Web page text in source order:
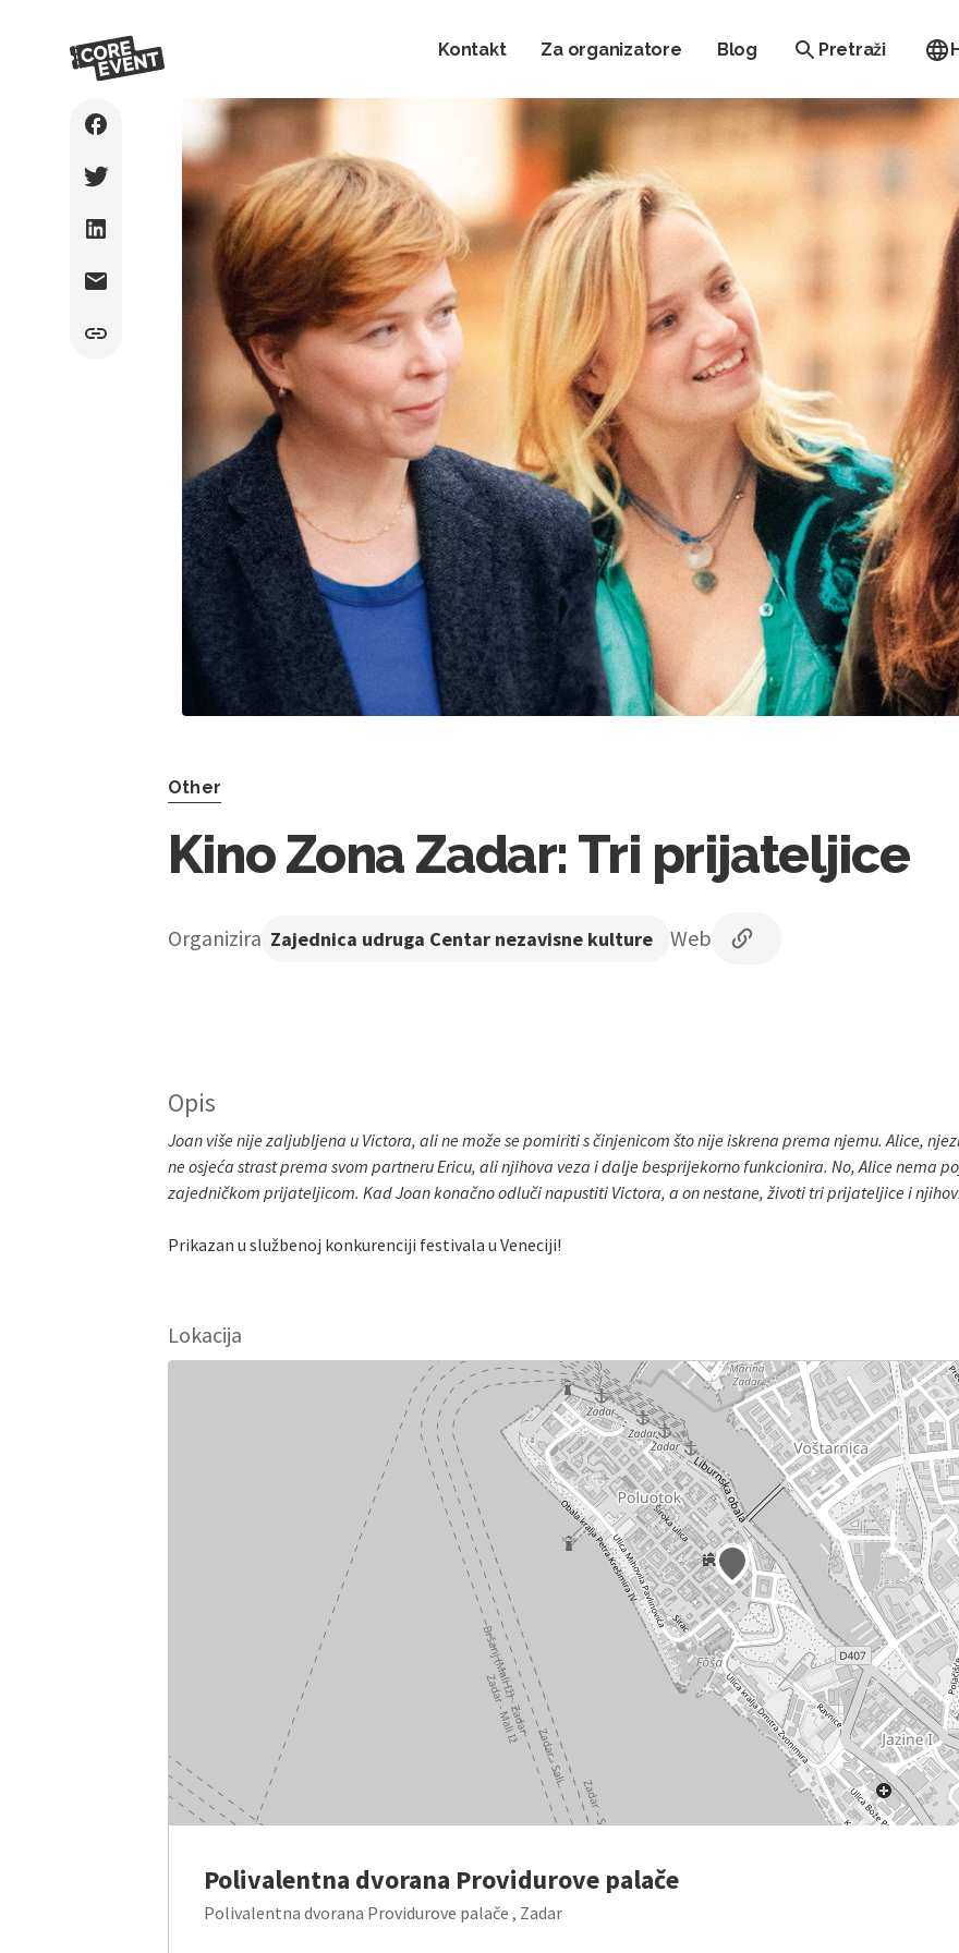
Kontakt Za organizatore Blog Pretraži
Other
Kino Zona Zadar: Tri prijateljice
Organizira Zajednica udruga Centar nezavisne kulture Web
Opis
Joan više nije zaljubljena u Victora, ali ne može se pomiriti s činjenicom što nije iskrena prema njemu. Alice,
ne osjeća strast prema svom partneru Ericu, ali njihova veza i dalje besprijekorno funkcionira. No, Alice nema
zajedničkom prijateljicom. Kad Joan konačno odluči napustiti Victora, a on nestane, životi tri prijateljice i
Prikazan u službenoj konkurenciji festivala u Veneciji!
Lokacija
Polivalentna dvorana Providurove palače
Polivalentna dvorana Providurove palače , Zadar